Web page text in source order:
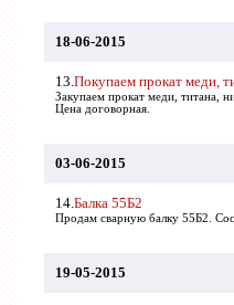
18-06-2015
13.Покупаем прокат меди,
Закупаем прокат меди, титана,
Цена договорная.
03-06-2015
14.Балка 55Б2
Продам сварную балку 55Б2.
19-05-2015